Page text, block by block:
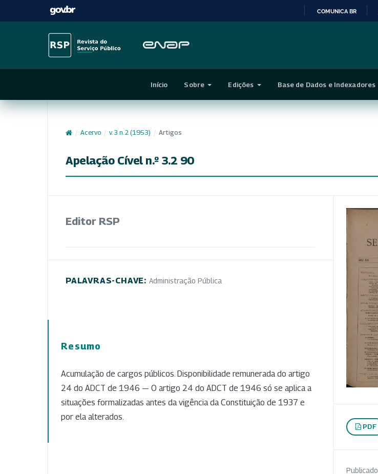
CONTEÚDO
COMUNICA BR
Início Sobre Edições Base de Dados e Indexadores
/ Acervo / v. 3 n. 2 (1953) / Artigos
Apelação Cível n.º 3.2 90
Editor RSP
PALAVRAS-CHAVE: Administração Pública
Resumo
Acumulação de cargos públicos. Disponibilidade remunerada do artigo
24 do ADCT de 1946 — O artigo 24 do ADCT de 1946 só se aplica a
situações formalizadas antes da vigência da Constituição de 1937 e
por ela alterados.
PDF
Publicado